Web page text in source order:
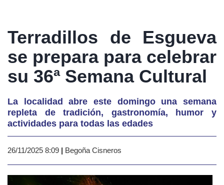
Terradillos de Esgueva
se prepara para celebrar
su 36ª Semana Cultural
La localidad abre este domingo una semana
repleta de tradición, gastronomía, humor y
actividades para todas las edades
26/11/2025 8:09 | Begoña Cisneros